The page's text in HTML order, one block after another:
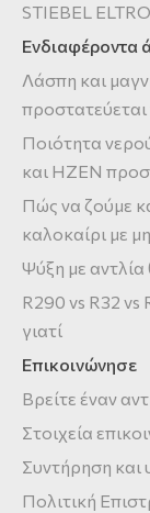
STIEBEL
Ενδιαφέροντα
Λάσπη και
Ποιότητα
και HZEN
Πώς να ζούμε
καλοκαίρι με
Ψύξη με
R290 vs R32 vs
γιατί
Επικοινώνησε
Βρείτε έναν
Στοιχεία
Συντήρηση και
Πολιτική